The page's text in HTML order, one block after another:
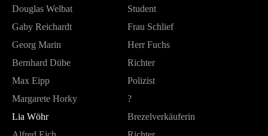
Douglas Welbat
Student
Gaby Reichardt
Frau Schlief
Georg Marin
Herr Fuchs
Bernhard Dübe
Richter
Max Eipp
Polizist
Margarete Horky
?
Lia Wöhr
Brezelverkäuferin